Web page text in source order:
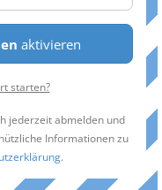
aktivieren
starten?
jederzeit abmelden und
Informationen zu
.